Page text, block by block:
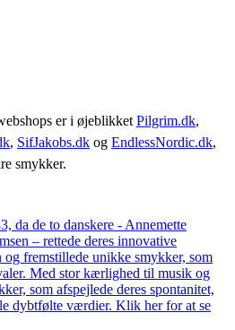
er i øjeblikket Pilgrim.dk,
, SifJakobs.dk og EndlessNordic.dk,
smykker.
da de to danskere - Annemette
– rettede deres innovative
og fremstillede unikke smykker, som
Med stor kærlighed til musik og
som afspejlede deres spontanitet,
dybtfølte værdier. Klik her for at se